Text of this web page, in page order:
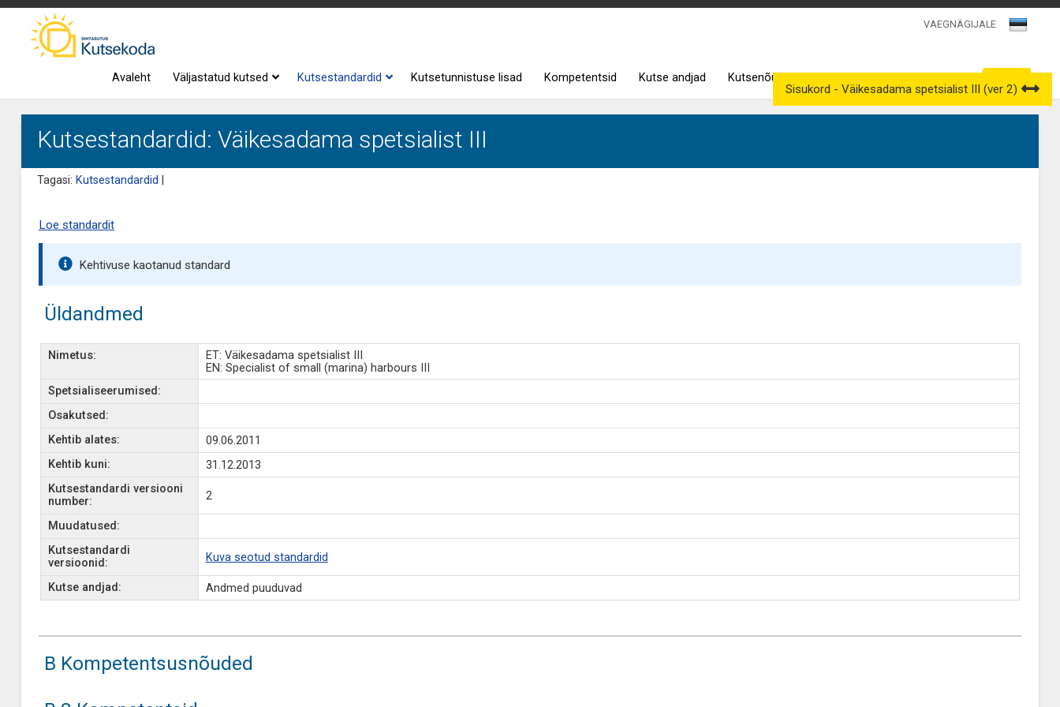
VAEGNÄGIJALE
Avaleht Väljastatud kutsed Kutsestandardid Kutsetunnistuse lisad Kompetentsid Kutse andjad Kutsenõukogud
Kutsestandardid: Väikesadama spetsialist III
Tagasi: Kutsestandardid
Sisukord - Väikesadama spetsialist III (ver 2)
Loe standardit
Kehtivuse kaotanud standard
Üldandmed
Nimetus:
ET: Väikesadama spetsialist III
EN: Specialist of small (marina) harbours III
Spetsialiseerumised:
Osakutsed:
Kehtib alates:
09.06.2011
Kehtib kuni:
31.12.2013
Kutsestandardi versiooni
number:
2
Muudatused:
Kutsestandardi
versioonid:
Kuva seotud standardid
Kutse andjad: Andmed puuduvad
B Kompetentsusnõuded